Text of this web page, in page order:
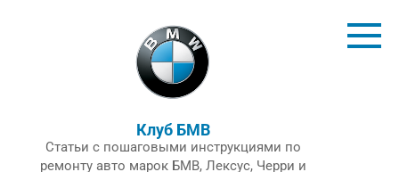
Клуб БМВ
Статьи с пошаговыми инструкциями по
ремонту авто марок БМВ, Лексус, Черри и